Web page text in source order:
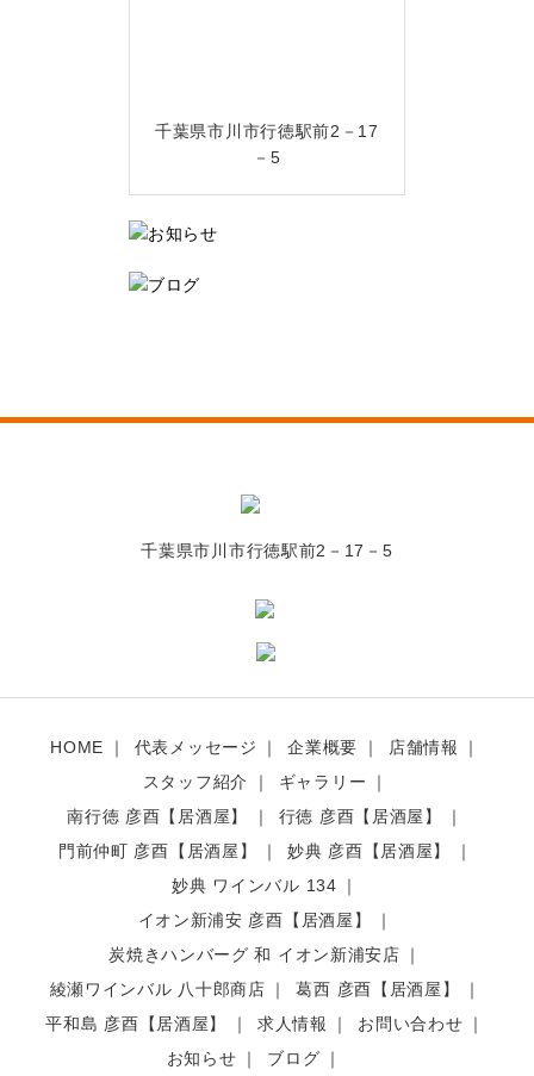
千葉県市川市行徳駅前2－17
－5
千葉県市川市行徳駅前2－17－5
HOME 代表メッセージ 企業概要
店舗情報
スタッフ紹介
ギャラリー
南行徳 彦酉【居酒屋】
行徳 彦酉【居酒屋】
門前仲町 彦酉【居酒屋】
妙典 彦酉【居酒屋】
妙典 ワインバル 134
イオン新浦安 彦酉【居酒屋】
炭焼きハンバーグ 和 イオン新浦安店
綾瀬ワインバル 八十郎商店
葛西 彦酉【居酒屋】
平和島 彦酉【居酒屋】
求人情報
お問い合わせ
お知らせ
ブログ